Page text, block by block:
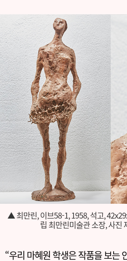
▲ 최만린, 이브58-1, 1958, 석고,
립 최만린미술관 소장, 사진
“우리 마혜원 학생은 작품을 보는